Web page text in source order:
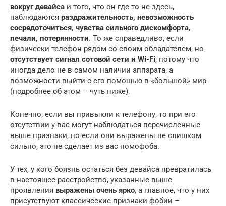
вокруг девайса и того, что он где-то не здесь,
наблюдаются раздражительность, невозможность
сосредоточиться, чувства сильного дискомфорта,
печали, потерянности. То же справедливо, если
физически телефон рядом со своим обладателем, но
отсутствует сигнал сотовой сети и Wi-Fi, потому что
иногда дело не в самом наличии аппарата, а
возможности выйти с его помощью в «большой» мир
(подробнее об этом – чуть ниже).
Конечно, если вы привыкли к телефону, то при его
отсутствии у вас могут наблюдаться перечисленные
выше признаки, но если они выражены не слишком
сильно, это не сделает из вас номофоба.
У тех, у кого боязнь остаться без девайса превратилась
в настоящее расстройство, указанные выше
проявления выражены очень ярко, а главное, что у них
присутствуют классические признаки фобии –